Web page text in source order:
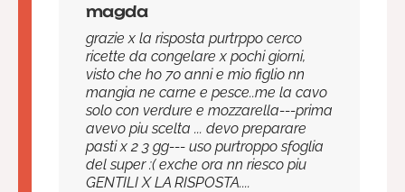
magda
grazie x la risposta purtrppo cerco
ricette da congelare x pochi giorni,
visto che ho 70 anni e mio figlio nn
mangia ne carne e pesce..me la cavo
solo con verdure e mozzarella---prima
avevo piu scelta ... devo preparare
pasti x 2 3 gg--- uso purtroppo sfoglia
del super :( exche ora nn riesco piu
GENTILI X LA RISPOSTA....